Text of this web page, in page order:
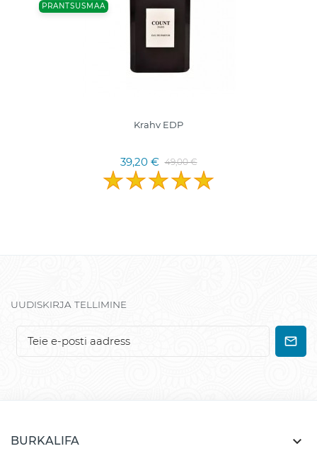
PRANTSUSMAA
Krahv EDP
39,20 € 49,00 €
UUDISKIRJA TELLIMINE
BURKALIFA 